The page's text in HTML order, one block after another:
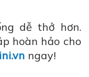
dễ thở hơn.
hoàn hảo cho
ngay!